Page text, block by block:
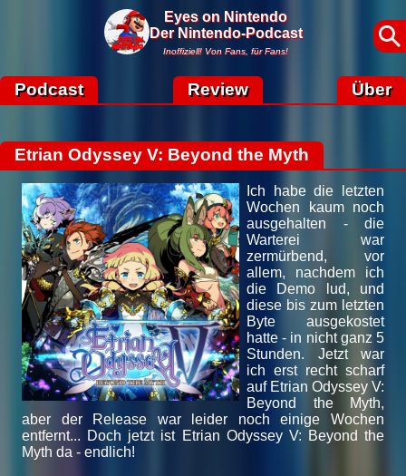
Eyes on Nintendo
Der Nintendo-Podcast
Inoffiziell! Von Fans, für Fans!
Podcast Review Über
Etrian Odyssey V: Beyond the Myth
Ich habe die letzten
Wochen kaum noch
ausgehalten - die
Warterei war
zermürbend, vor
allem, nachdem ich
die Demo lud, und
diese bis zum letzten
Byte ausgekostet
hatte - in nicht ganz 5
Stunden. Jetzt war
ich erst recht scharf
auf Etrian Odyssey V:
Beyond the Myth,
aber der Release war leider noch einige Wochen
entfernt... Doch jetzt ist Etrian Odyssey V: Beyond the
Myth da - endlich!